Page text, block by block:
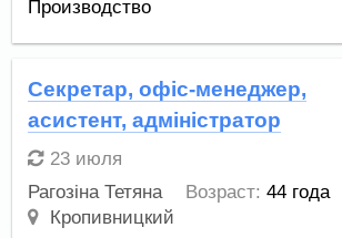
Производство
Секретар, офіс-менеджер,
асистент, адміністратор
23 июля
Рагозіна Тетяна
Возраст: 44 года
Кропивницкий